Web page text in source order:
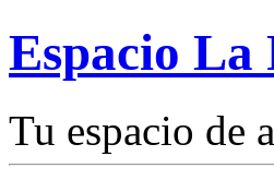
Espacio La
Tu espacio de